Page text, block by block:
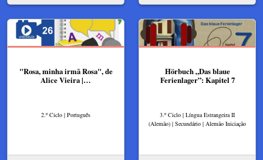
"Rosa, minha irmã Rosa", de
Alice Vieira |…
2.º Ciclo | Português
Hörbuch „Das blaue
Ferienlager”: Kapitel 7
3.º Ciclo | Língua Estrangeira II
(Alemão) | Secundário | Alemão Iniciação